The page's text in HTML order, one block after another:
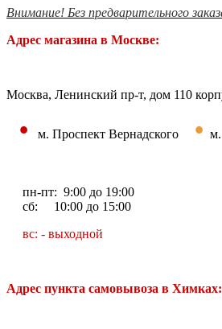
Внимание! Без предварительного
Адрес магазина в Москве:
Москва, Ленинский пр-т, дом 110
• м. Проспект Вернадского • м.
пн-пт: 9:00 до 19:00
сб: 10:00 до 15:00
вс: - выходной
Адрес пункта самовывоза в Химках: